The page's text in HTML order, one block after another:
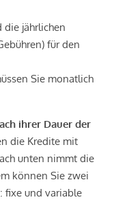
die jährlichen
für den
Sie monatlich
ihrer Dauer der
die Kredite mit
unten nimmt die
können Sie zwei
fixe und variable